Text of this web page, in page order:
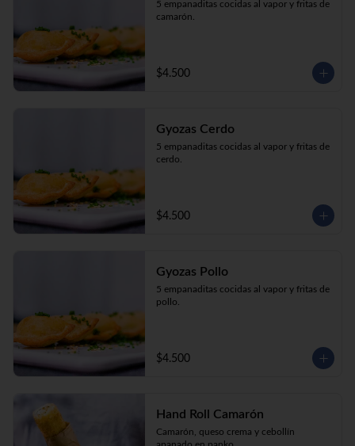
5 empanaditas cocidas al vapor y fritas de
camarón.
$4.500
Gyozas Cerdo
5 empanaditas cocidas al vapor y fritas de
cerdo.
$4.500
Gyozas Pollo
5 empanaditas cocidas al vapor y fritas de
pollo.
$4.500
Hand Roll Camarón
Camarón, queso crema y cebollín